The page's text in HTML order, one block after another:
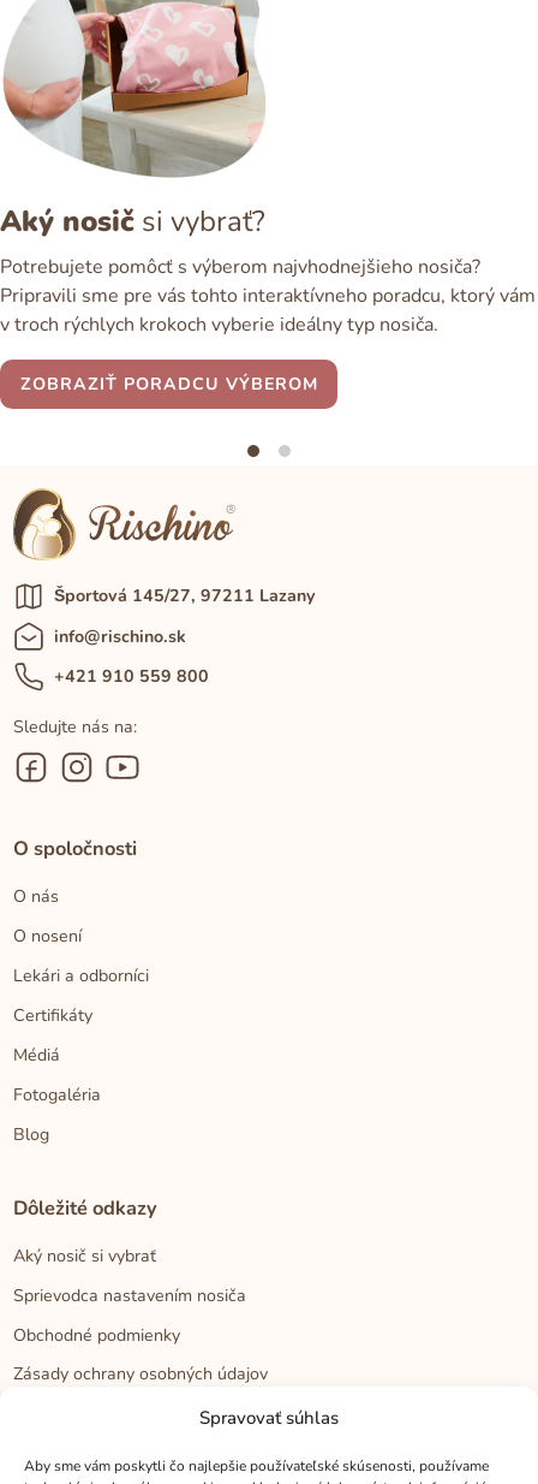
Spravovať súhlas
Aby sme vám poskytli čo najlepšie používateľské skúsenosti, používame
Aký nosič si vybrať?
Potrebujete pomôcť s výberom najvhodnejšieho nosiča?
Pripravili sme pre vás tohto interaktívneho poradcu, ktorý vám
v troch rýchlych krokoch vyberie ideálny typ nosiča.
ZOBRAZIŤ PORADCU VÝBEROM
Športová 145/27, 97211 Lazany
info@rischino.sk
+421 910 559 800
Sledujte nás na:
O spoločnosti
O nás
O nosení
Lekári a odborníci
Certifikáty
Médiá
Fotogaléria
Blog
Dôležité odkazy
Aký nosič si vybrať
Sprievodca nastavením nosiča
Obchodné podmienky
Zásady ochrany osobných údajov